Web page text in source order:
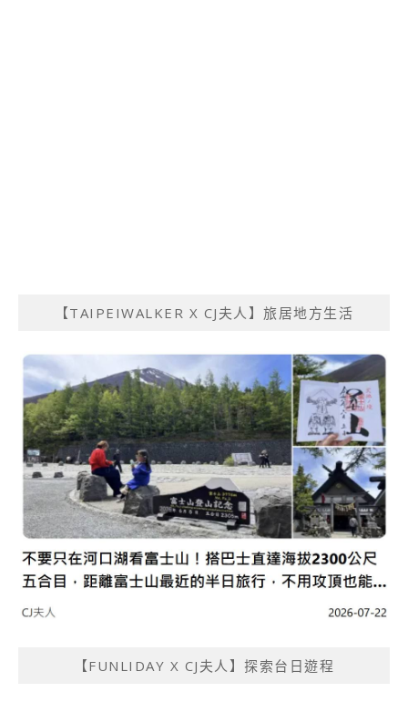
【TAIPEIWALKER X CJ夫人】旅居地方生活
【FUNLIDAY X CJ夫人】探索台日遊程